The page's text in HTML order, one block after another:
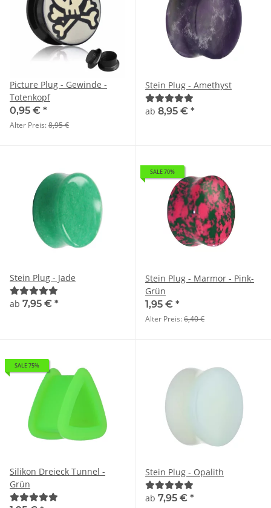
Picture Plug - Gewinde -
Totenkopf
0,95 € *
Alter Preis:8,95 €
Stein Plug - Amethyst
ab 8,95 € *
Stein Plug - Jade
ab 7,95 € *
SALE 70%
Stein Plug - Marmor - Pink-
Grün
1,95 € *
Alter Preis:6,40 €
SALE 75%
Silikon Dreieck Tunnel -
Grün
Stein Plug - Opalith
ab 7,95 € *